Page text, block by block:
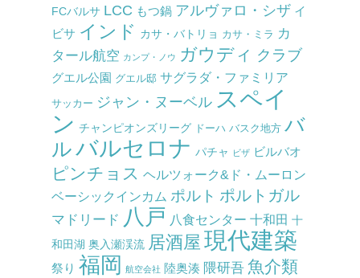
FCバルサ LCC もつ鍋 アルヴァロ・シザ イ
ビサ インド カサ・バトリョ カサ・ミラ カ
タール航空 カンプ・ノウ ガウディ クラブ
グエル公園 グエル邸 サグラダ・ファミリア
サッカー ジャン・ヌーベル スペイ
ン チャンピオンズリーグ ドーハ バスク地方 バ
ルバルセロナ パチャ ビザ ビルバオ
ピンチョス ヘルツォーク&ド・ムーロン
ベーシックインカム ポルト ポルトガル
マドリード 八戸 八食センター 十和田 十
和田湖 奥入瀬渓流 居酒屋 現代建築
祭り 福岡 航空会社 陸奥湊 隈研吾 魚介類